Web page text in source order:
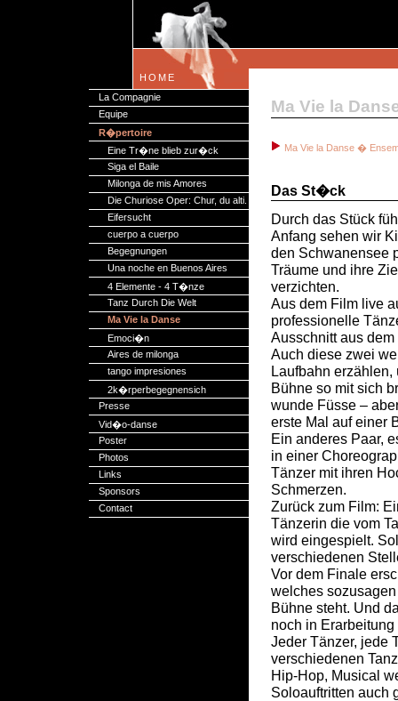
HOME
La Compagnie
Equipe
R�pertoire
Eine Tr�ne blieb zur�ck
Siga el Baile
Milonga de mis Amores
Die Churiose Oper: Chur, du alti.
Eifersucht
cuerpo a cuerpo
Begegnungen
Una noche en Buenos Aires
4 Elemente - 4 T�nze
Tanz Durch Die Welt
Ma Vie la Danse
Emoci�n
Aires de milonga
tango impresiones
2k�rperbegegnensich
Presse
Vid�o-danse
Poster
Photos
Links
Sponsors
Contact
Ma Vie la
Ma Vie la Danse �
Das St�ck
Durch das Stück
Anfang sehen wir
den Schwanensee
Träume und ihre
verzichten.
Aus dem Film live
professionelle
Ausschnitt aus
Auch diese zwei
Laufbahn
Bühne so mit sich
wunde Füsse –
erste Mal auf einer
Ein anderes Paar,
in einer
Tänzer mit ihren
Schmerzen.
Zurück zum Film:
Tänzerin die vom
wird eingespielt.
verschiedenen
Vor dem Finale
welches
Bühne steht. Und
noch in Erarbeitung
Jeder Tänzer, jede
verschiedenen
Hip-Hop, Musical
Soloauftritten auch